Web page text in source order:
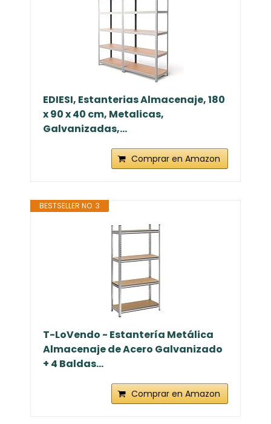
EDIESI, Estanterias Almacenaje, 180
x 90 x 40 cm, Metalicas,
Galvanizadas,...
Comprar en Amazon
BESTSELLER NO. 3
T-LoVendo - Estantería Metálica
Almacenaje de Acero Galvanizado
+ 4 Baldas...
Comprar en Amazon